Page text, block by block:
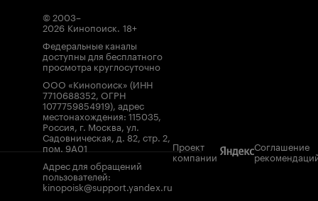
© 2003–
2026 Кинопоиск. 18+
Федеральные каналы
доступны для бесплатного
просмотра круглосуточно
ООО «Кинопоиск» (ИНН
7710688352, ОГРН
1077759854919), адрес
местонахождения: 115035,
Россия, г. Москва, ул.
Садовническая, д. 82, стр. 2,
пом. 9А01
Адрес для обращений
пользователей:
kinopoisk@support.yandex.ru
Проект
компании
Соглашение